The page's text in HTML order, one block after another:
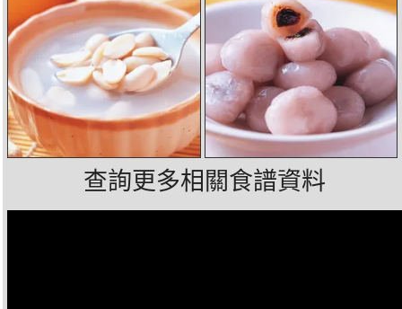
查詢更多相關食譜資料